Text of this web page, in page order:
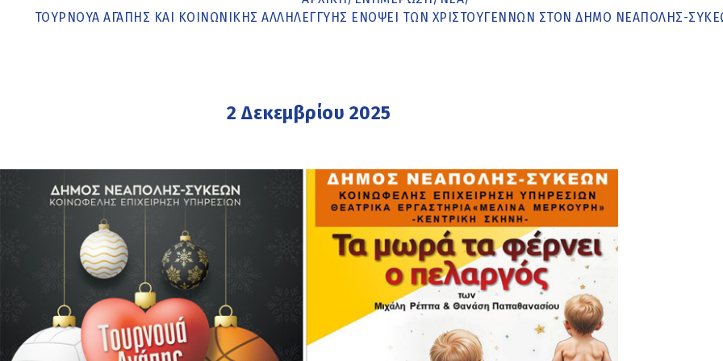
ΤΟΥΡΝΟΥΆ ΑΓΆΠΗΣ ΚΑΙ ΚΟΙΝΩΝΙΚΉΣ ΑΛΛΗΛΕΓΓΎΗΣ ΕΝΌΨΕΙ ΤΩΝ ΧΡΙΣΤΟΥΓΈΝΝΩΝ ΣΤΟΝ ΔΉΜΟ ΝΕΆΠΟΛΗΣ-
2 Δεκεμβρίου 2025